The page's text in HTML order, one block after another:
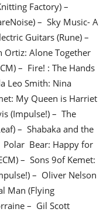
Factory) –
– Sky Music- A
Guitars (Rune) –
Ortiz: Alone Together
– Fire! : The Hands
Leo Smith: Nina
My Queen is Harriet
(Impulse!) – The
– Shabaka and the
Polar Bear: Happy for
– Sons 9of Kemet:
– Oliver Nelson
Man (Flying
– Gil Scott